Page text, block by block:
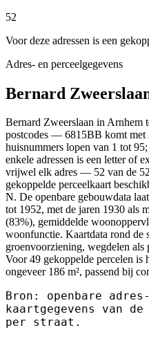
52
Voor deze adressen is een
Adres- en perceelgegevens
Bernard
Bernard Zweerslaan in Arnhem
postcodes — 6815BB komt met
huisnummers lopen van 1 tot
enkele adressen is een letter of
vrijwel elk adres — 52 van de
gekoppelde perceelkaart
N. De openbare gebouwdata
tot 1952, met de jaren 1930 als
(83%), gemiddelde
woonfunctie. Kaartdata rond de
groenvoorziening, wegdelen
Voor 49 gekoppelde percelen is
ongeveer 186 m², passend bij
Bron: openbare
kaartgegevens van
per straat.